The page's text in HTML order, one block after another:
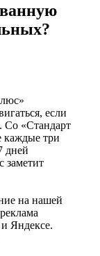
если
Со «Стандарт
каждые три
дней
заметит
на нашей
Яндексе.